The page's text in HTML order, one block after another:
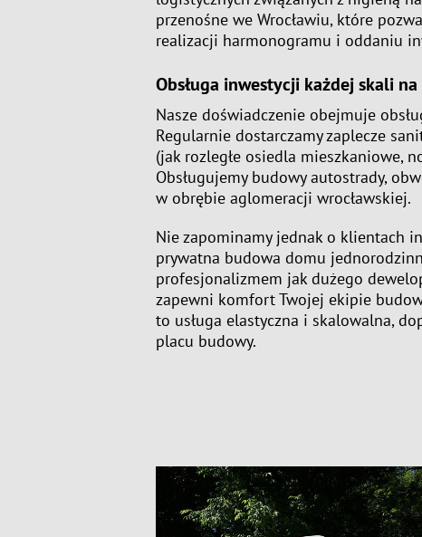
przenośne we Wrocławiu, które
realizacji harmonogramu i oddaniu
Obsługa inwestycji każdej skali
Nasze doświadczenie obejmuje
Regularnie dostarczamy zaplecze
(jak rozległe osiedla mieszkaniowe,
Obsługujemy budowy autostrady,
w obrębie aglomeracji wrocławskiej.
Nie zapominamy jednak o klientach
prywatna budowa domu
profesjonalizmem jak dużego
zapewni komfort Twojej ekipie
to usługa elastyczna i skalowalna,
placu budowy.